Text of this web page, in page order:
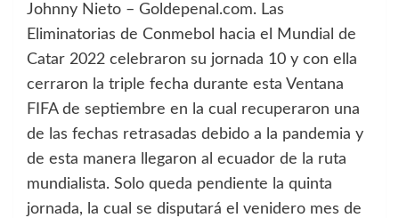
Johnny Nieto – Goldepenal.com. Las
Eliminatorias de Conmebol hacia el Mundial de
Catar 2022 celebraron su jornada 10 y con ella
cerraron la triple fecha durante esta Ventana
FIFA de septiembre en la cual recuperaron una
de las fechas retrasadas debido a la pandemia y
de esta manera llegaron al ecuador de la ruta
mundialista. Solo queda pendiente la quinta
jornada, la cual se disputará el venidero mes de